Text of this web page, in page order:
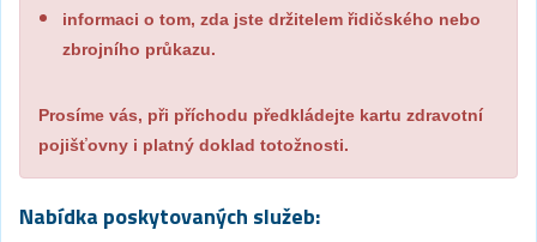
informaci o tom, zda jste držitelem řidičského nebo
zbrojního průkazu.
Prosíme vás, při příchodu předkládejte kartu zdravotní
pojišťovny i platný doklad totožnosti.
Nabídka poskytovaných služeb: